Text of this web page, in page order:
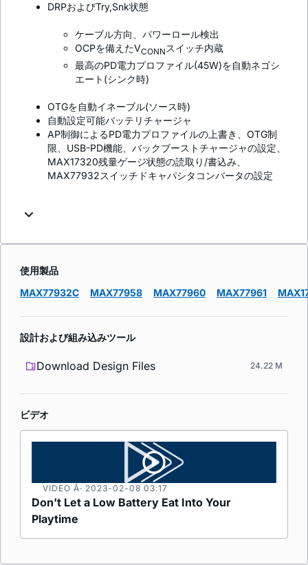
DRPおよびTry,Snk状態
ケーブル方向、パワーロール検出
OCPを備えたVCONNスイッチ内蔵
最高のPD電力プロファイル(45W)を自動ネゴシ
エート(シンク時)
OTGを自動イネーブル(ソース時)
自動設定可能バッテリチャージャ
AP制御によるPD電力プロファイルの上書き、OTG制
限、USB-PD機能、バックブーストチャージャの設定、
MAX17320残量ゲージ状態の読取り/書込み、
MAX77932スイッチドキャパシタコンバータの設定
使用製品
MAX77932C
MAX77958 MAX77960 MAX77961
設計および組み込みツール
Download Design Files 24.22 M
ビデオ
VIDEO Â· 2023-02-08 03:17
Don't Let a Low Battery Eat Into Your
Playtime